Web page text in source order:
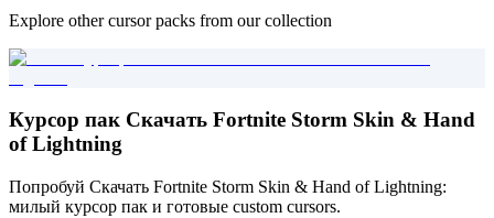
Explore other cursor packs from our collection
Курсор пак Скачать Fortnite Storm Skin & Hand
of Lightning
Попробуй Скачать Fortnite Storm Skin & Hand of Lightning:
милый курсор пак и готовые custom cursors.